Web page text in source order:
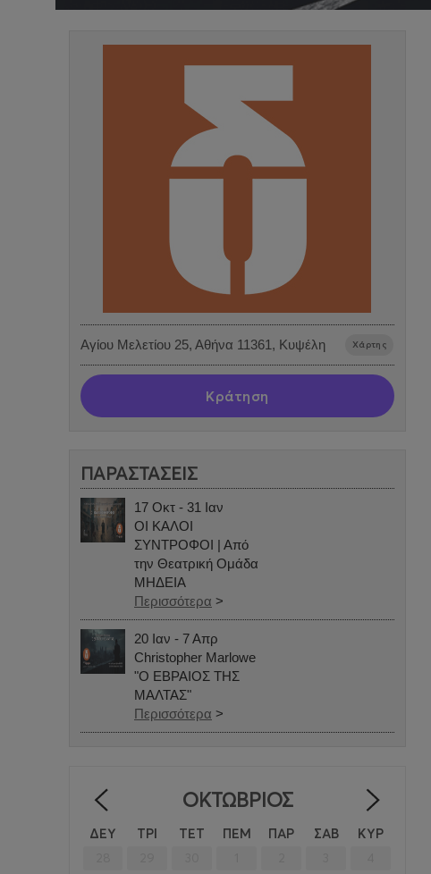
Αγίου Μελετίου 25, Αθήνα 11361, Κυψέλη Χάρτης
Κράτηση
ΠΑΡΑΣΤΑΣΕΙΣ
17 Οκτ - 31 Ιαν
ΟΙ ΚΑΛΟΙ
ΣΥΝΤΡΟΦΟΙ | Από
την Θεατρική Ομάδα
ΜΗΔΕΙΑ
Περισσότερα >
20 Ιαν - 7 Απρ
Christopher Marlowe
"Ο ΕΒΡΑΙΟΣ ΤΗΣ
ΜΑΛΤΑΣ"
Περισσότερα >
ΟΚΤΏΒΡΙΟΣ
ΔΕΥ ΤΡΙ ΤΕΤ ΠΕΜ ΠΑΡ ΣΑΒ ΚΥΡ